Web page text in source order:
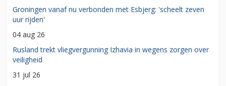
Groningen vanaf nu verbonden met Esbjerg: 'scheelt zeven
uur rijden'
04 aug 26
Rusland trekt vliegvergunning Izhavia in wegens zorgen over
veiligheid
31 jul 26